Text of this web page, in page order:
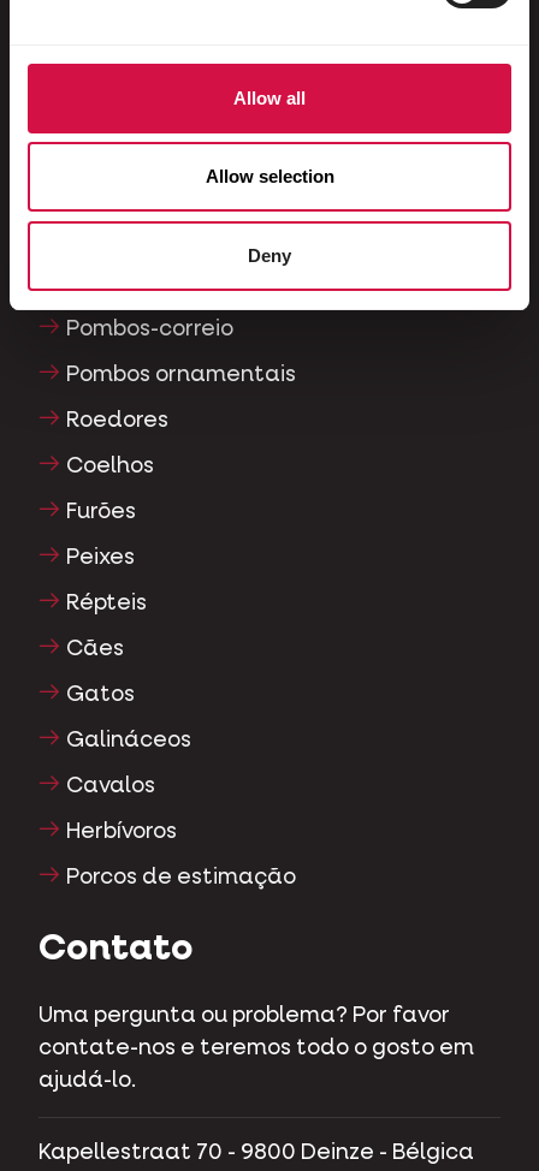
Allow all
Allow selection
Deny
Para o seu animal
Pássaros de gaiola e de aviário
Aves aquáticas
Pombos-correio
Pombos ornamentais
Roedores
Coelhos
Furões
Peixes
Répteis
Cães
Gatos
Galináceos
Cavalos
Herbívoros
Porcos de estimação
Contato
Uma pergunta ou problema? Por favor
contate-nos e teremos todo o gosto em
ajudá-lo.
Kapellestraat 70 - 9800 Deinze - Bélgica